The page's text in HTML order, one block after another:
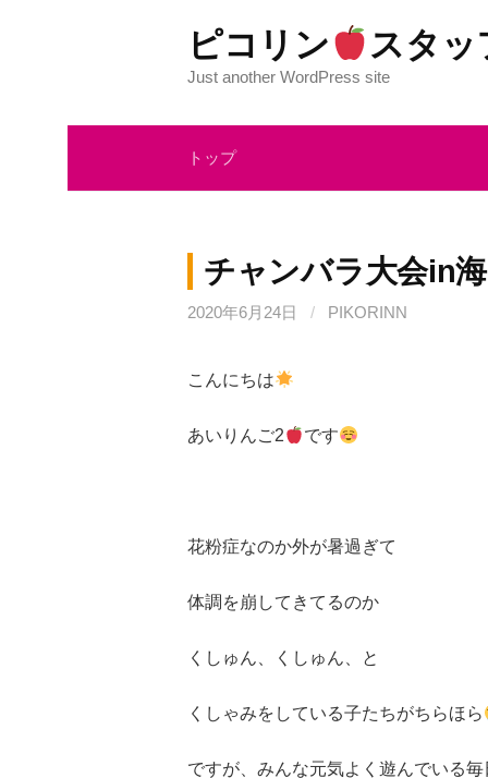
ツ
ス
ピコリン スタッ
Just another WordPress site
トップ
チャンバラ大会in海
2020年6月24日 / PIKORINN
こんにちは
あいりんご2 です
花粉症なのか外が暑過ぎて
体調を崩してきてるのか
くしゅん、くしゅん、と
くしゃみをしている子たちがちらほら
ですが、みんな元気よく遊んでいる毎